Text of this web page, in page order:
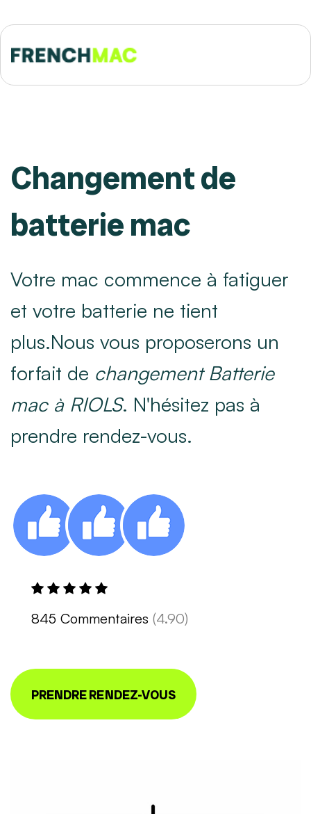
Changement de
batterie mac
Votre mac commence à fatiguer
et votre batterie ne tient
plus.Nous vous proposerons un
forfait de changement Batterie
mac à RIOLS. N'hésitez pas à
prendre rendez-vous.
845 Commentaires (4.90)
PRENDRE RENDEZ-VOUS